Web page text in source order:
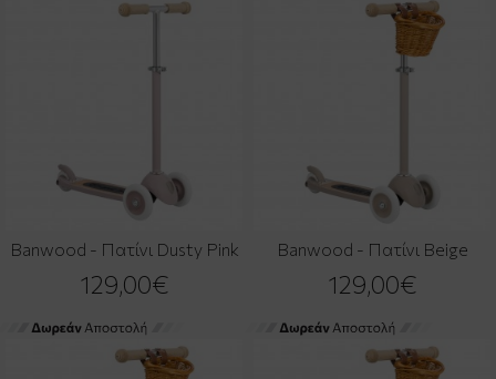
Banwood - Πατίνι Dusty Pink
129,00€
Banwood - Πατίνι Beige
129,00€